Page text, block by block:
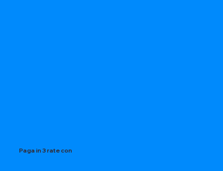
Paga in 3 rate con